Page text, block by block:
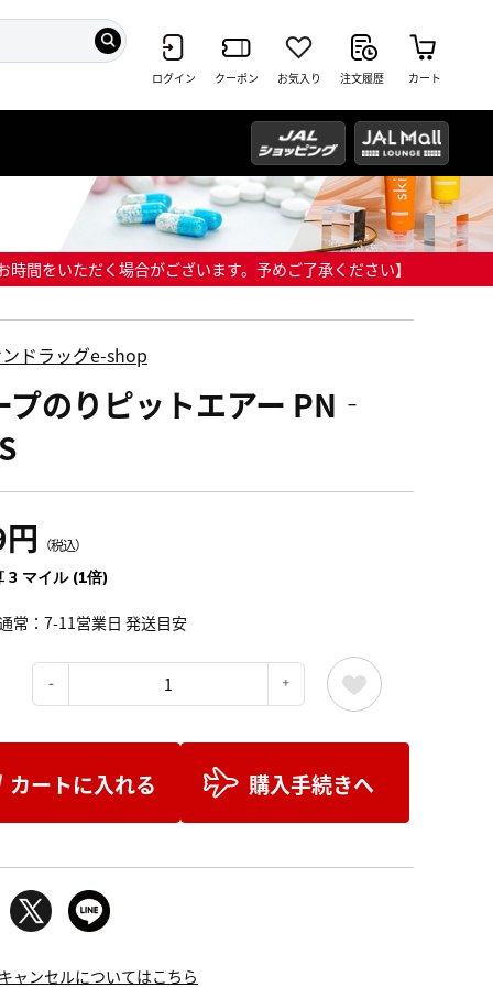
ログイン クーポン お気入り 注文履歴 カート
間をいただく場合がございます。予めご了承ください】
ドラッグe-shop
プのりピットエアー PN‐
（税込）
3 マイル (1倍)
常：7-11営業日 発送目安
カートに入れる 購入手続きへ
ャンセルについてはこちら